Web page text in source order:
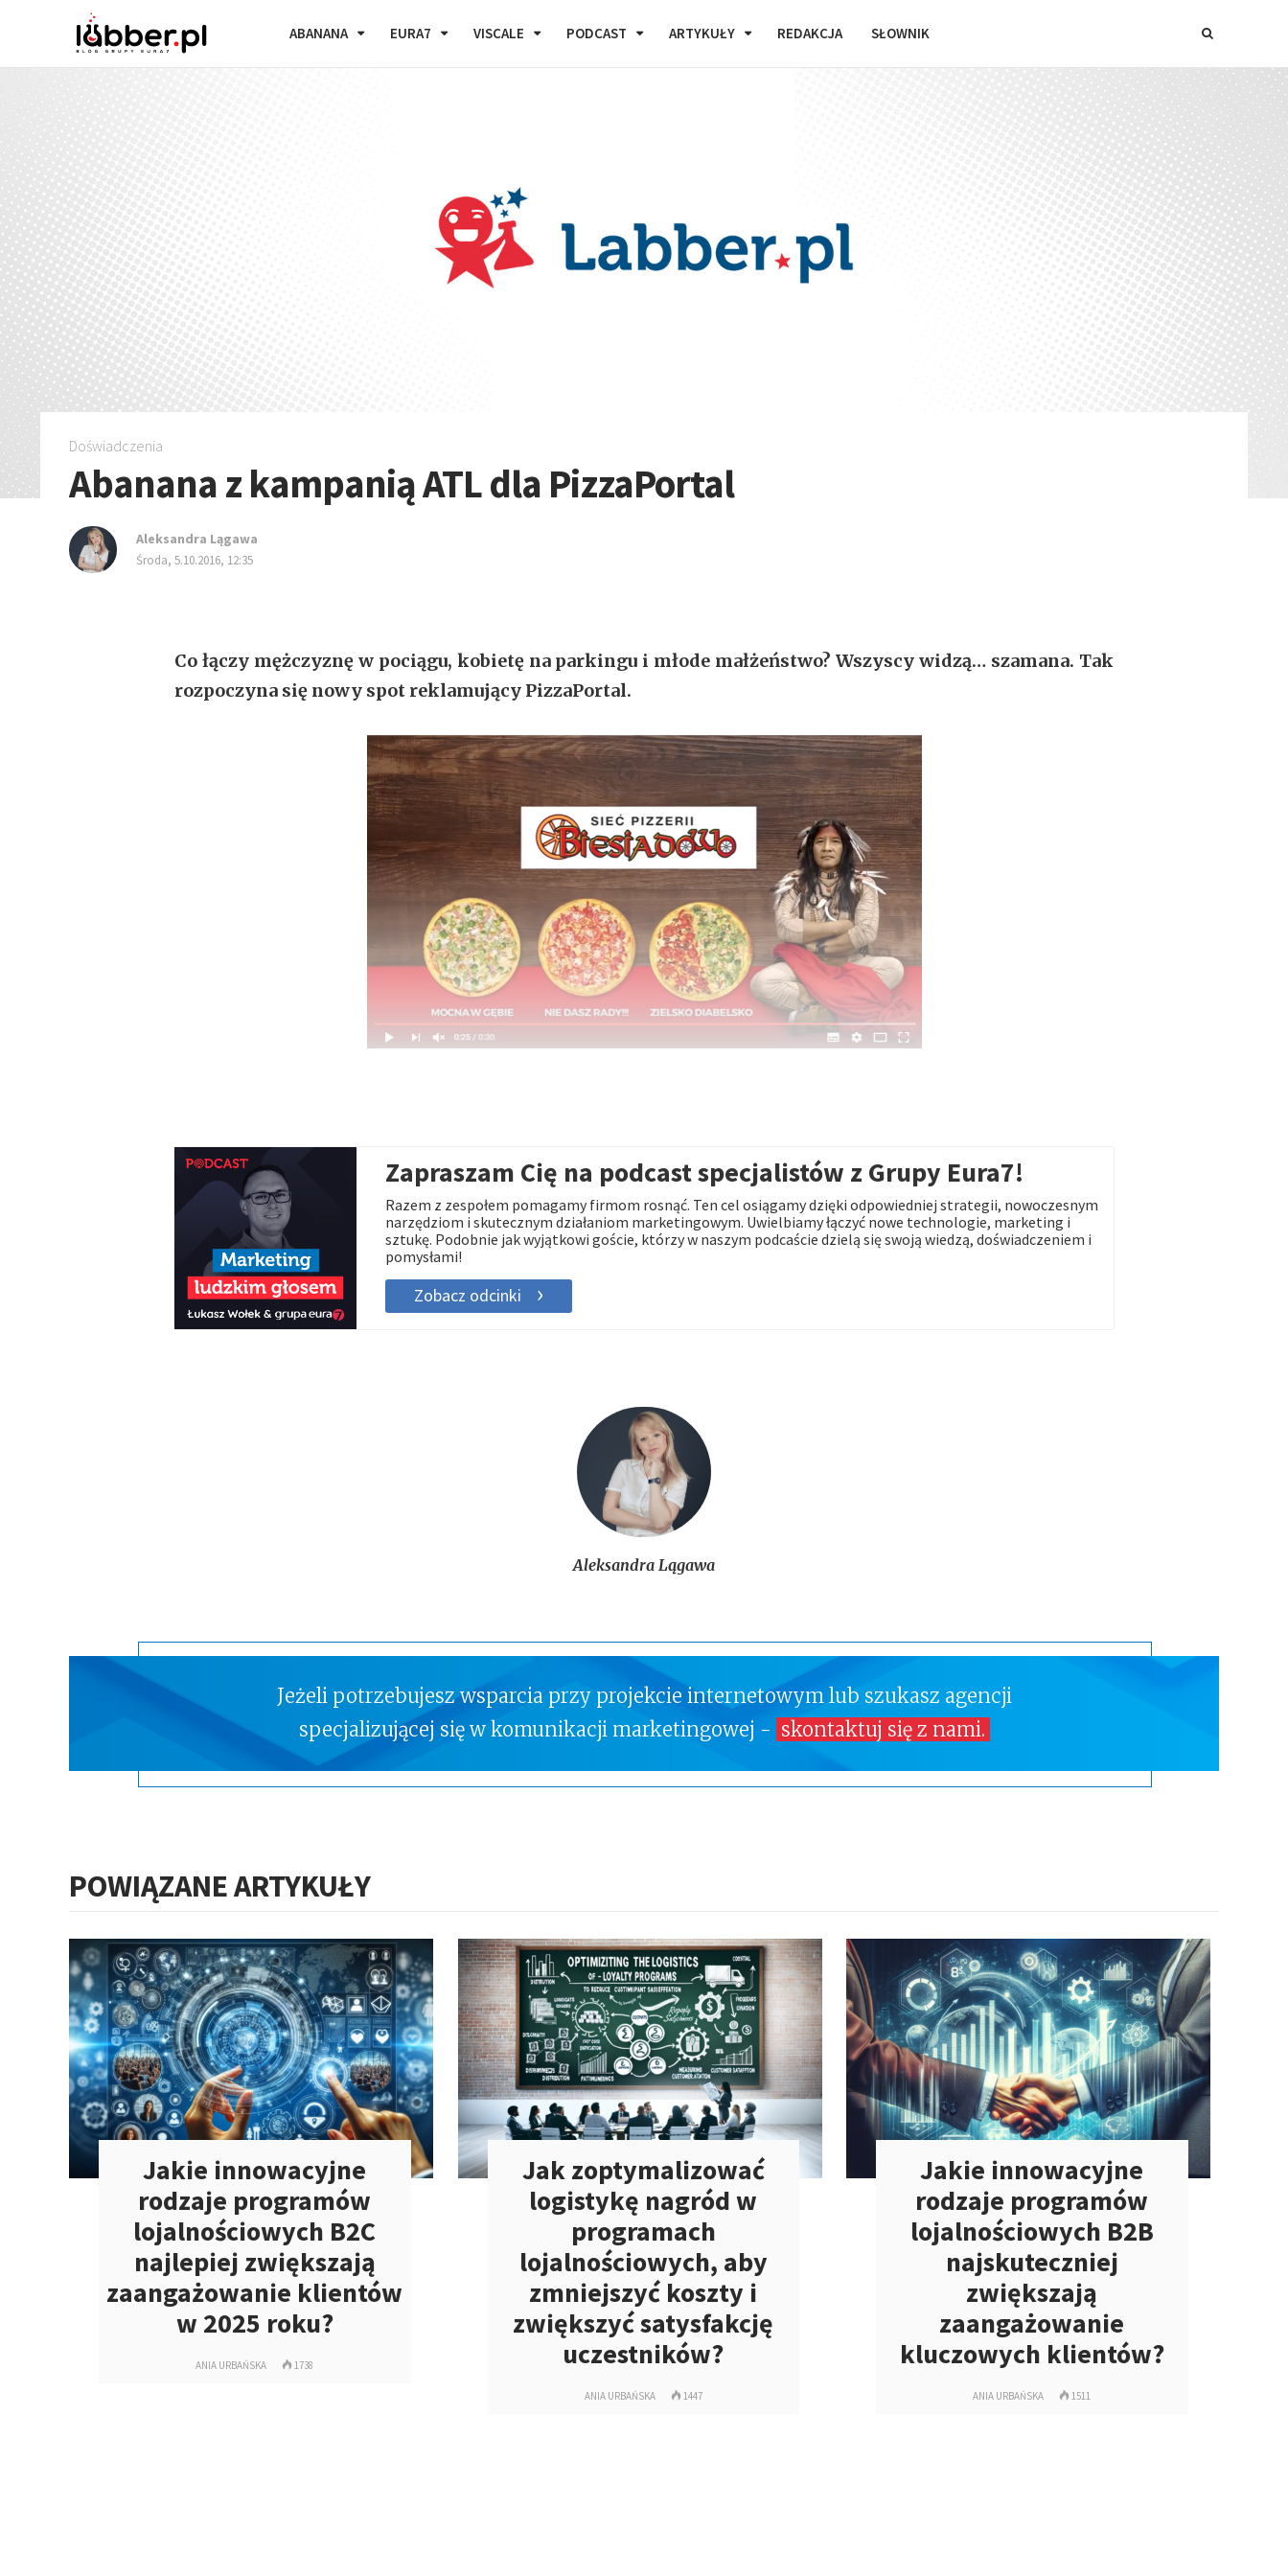
ABANANA EURA7 VISCALE PODCAST ARTYKUŁY REDAKCJA SŁOWNIK
Doświadczenia
Abanana z kampanią ATL dla PizzaPortal
Aleksandra Lągawa
środa, 5.10.2016, 12:35
Co łączy mężczyznę w pociągu, kobietę na parkingu i młode małżeństwo? Wszyscy widzą… szamana. Tak
rozpoczyna się nowy spot reklamujący PizzaPortal.
Zapraszam Cię na podcast specjalistów z Grupy Eura7!
Razem z zespołem pomagamy firmom rosnąć. Ten cel osiągamy dzięki odpowiedniej strategii, nowoczesnym
narzędziom i skutecznym działaniom marketingowym. Uwielbiamy łączyć nowe technologie, marketing i
sztukę. Podobnie jak wyjątkowi goście, którzy w naszym podcaście dzielą się swoją wiedzą, doświadczeniem i
pomysłami!
Zobacz odcinki
Aleksandra Lągawa
Jeżeli potrzebujesz wsparcia przy projekcie internetowym lub szukasz agencji
specjalizującej się w komunikacji marketingowej - skontaktuj się z nami.
POWIĄZANE ARTYKUŁY
Jakie innowacyjne
rodzaje programów
lojalnościowych B2C
najlepiej zwiększają
zaangażowanie klientów
w 2025 roku?
ANIA URBAŃSKA 1738
Jak zoptymalizować
logistykę nagród w
programach
lojalnościowych, aby
zmniejszyć koszty i
zwiększyć satysfakcję
uczestników?
ANIA URBAŃSKA 1447
Jakie innowacyjne
rodzaje programów
lojalnościowych B2B
najskuteczniej
zwiększają
zaangażowanie
kluczowych klientów?
ANIA URBAŃSKA 1511